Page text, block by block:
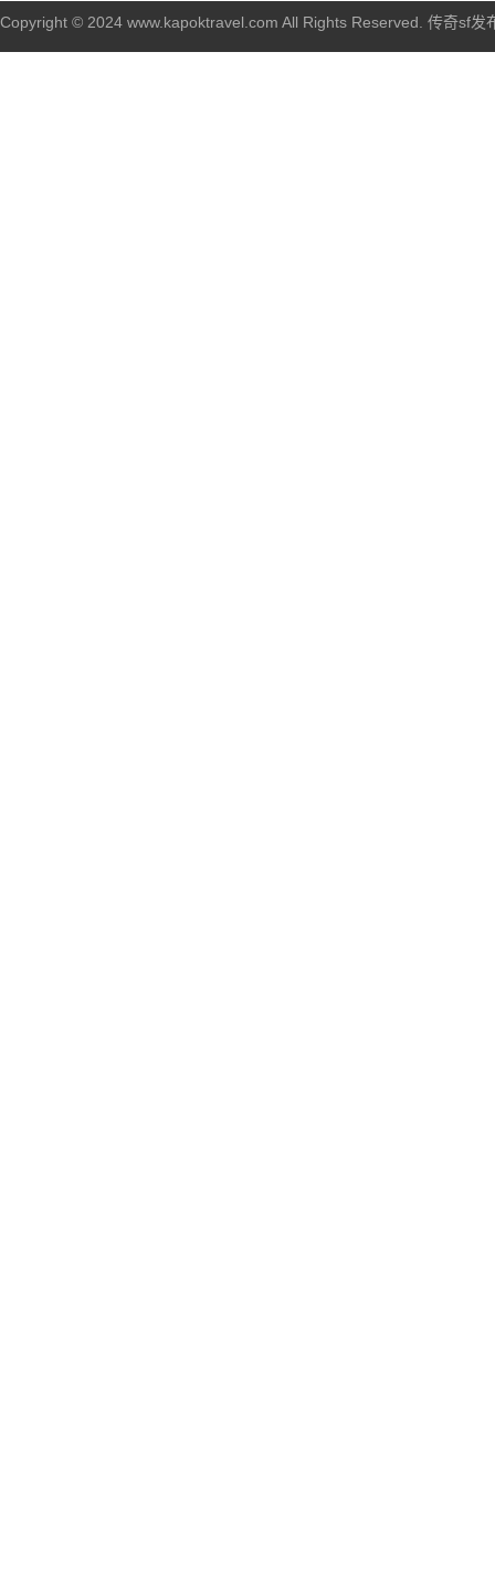
Copyright © 2024 www.kapoktravel.com All Rights Reserved. 传奇sf发